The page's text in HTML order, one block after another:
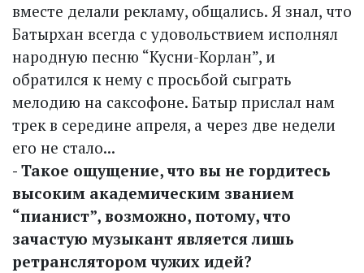
вместе делали рекламу, общались. Я знал, что
Батырхан всегда с удовольствием исполнял
народную песню “Кусни-Корлан”, и
обратился к нему с просьбой сыграть
мелодию на саксофоне. Батыр прислал нам
трек в середине апреля, а через две недели
его не стало...
- Такое ощущение, что вы не гордитесь
высоким академическим званием
“пианист”, возможно, потому, что
зачастую музыкант является лишь
ретранслятором чужих идей?